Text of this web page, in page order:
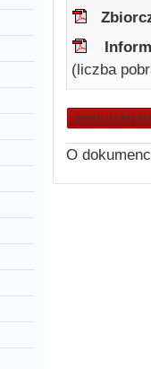
(liczba
powrót do listy
O